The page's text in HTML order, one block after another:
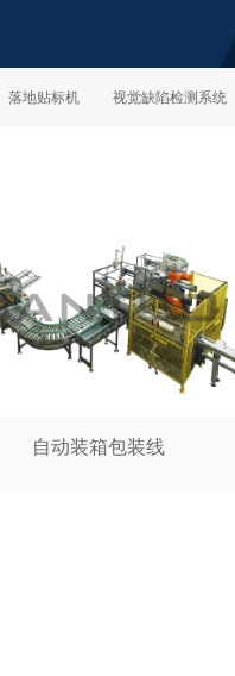
地贴标机 视觉缺陷检测系统
自动装箱包装线